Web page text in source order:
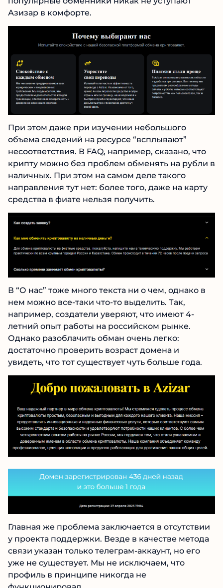
уступают Азизар в комфорте.
При этом даже при изучении небольшого
объема сведений на ресурсе “всплывают”
несоответствия. В FAQ, например, сказано, что
крипту можно без проблем обменять на
рубли в наличных. При этом на самом деле
такого направления тут нет: более того, даже
на карту средства в фиате нельзя получить.
В “О нас” тоже много текста ни о чем, однако в
нем можно все-таки что-то выделить. Так,
например, создатели уверяют, что имеют 4-
летний опыт работы на российском рынке.
Однако разоблачить обман очень легко:
достаточно проверить возраст домена и
увидеть, что тот существует чуть больше года.
Главная же проблема заключается в
качестве метода связи указан только
телеграм-аккаунт, но его уже не существует.
Мы не исключаем, что профиль в принципе
никогда не функционировал.